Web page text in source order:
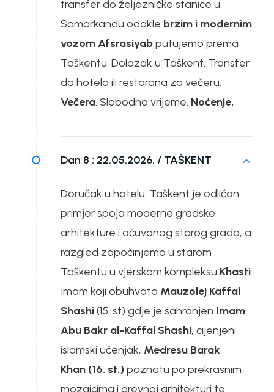
transfer do željezničke stanice u
Samarkandu odakle brzim i modernim
vozom Afsrasiyabputujemo prema
Taškentu. Dolazak u Taškent. Transfer
do hotela ili restorana za večeru.
Večera. Slobodno vrijeme. Noćenje.
Dan 8 : 22.05.2026. / TAŠKENT
Doručak u hotelu. Taškent je odličan
primjer spoja moderne gradske
arhitekture i očuvanog starog grada, a
razgled započinjemo u starom
Taškentu u vjerskom kompleksu Khasti
Imam koji obuhvata Mauzolej Kaffal
Shashi(15. st) gdje je sahranjen Imam
Abu Bakr al-Kaffal Shashi, cijenjeni
islamski učenjak, Medresu Barak
Khan (16. st.)poznatu po prekrasnim
mozaicima i drevnoj arhitekturi te